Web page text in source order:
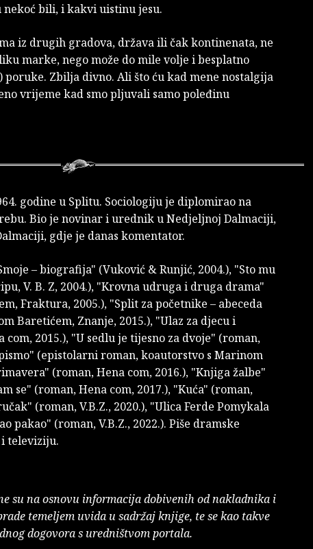
nekoć bili, i kakvi uistinu jesu.
iz drugih gradova, država ili čak kontinenata, ne
marke, nego može do mile volje i besplatno
Zbilja divno. Ali što ću kad mene nostalgija
vrijeme kad smo pljuvali samo poleđinu
godine u Splitu. Sociologiju je diplomirao na
Bio je novinar i urednik u Nedjeljnoj Dalmaciji,
gdje je danas komentator.
– biografija" (Vuković & Runjić, 2004.), "Sto mu
V. B. Z, 2004.), "Krovna udruga i druga drama"
Fraktura, 2005.), "Split za početnike – abeceda
Baretićem, Znanje, 2015.), "Ulaz za djecu i
2015.), "U sedlu je tijesno za dvoje" (roman,
(epistolarni roman, koautorstvo s Marinom
(roman, Hena com, 2016.), "Knjiga žalbe"
se" (roman, Hena com, 2017.), "Kuća" (roman,
(roman, V.B.Z., 2020.), "Ulica Ferde Pomykala
pakao" (roman, V.B.Z., 2022.). Piše dramske
televiziju.
su na osnovu informacija dobivenih od nakladnika i
temeljem uvida u sadržaj knjige, te se kao takve
dogovora s uredništvom portala.